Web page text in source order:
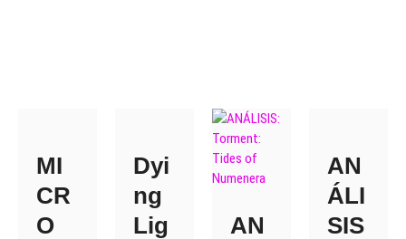
MI
CR
O
Dyi
ng
Lig
AN
AN
ÁLI
SIS